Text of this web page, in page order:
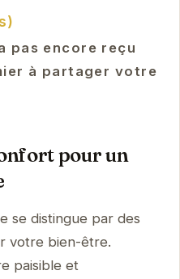
pas encore reçu
à partager votre
pour un
se distingue par des
votre bien-être.
paisible et